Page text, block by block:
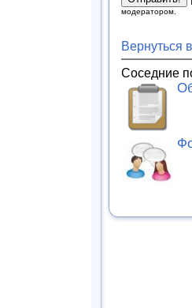
модератором.
Вернуться
Соседние